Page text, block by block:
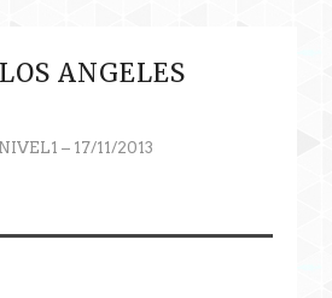
ANGELES
– 17/11/2013